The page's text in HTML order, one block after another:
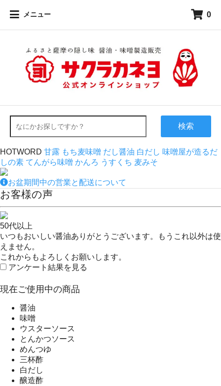
メニュー 0
検索
HOTWORD 甘露 もち麦味噌 だし醤油 白だし 味噌屋が造るだ
しの素 てんがら味噌 かんろ うすくち 麦みそ
お盆期間中の営業と配送について
お客様の声
50代以上
いつもおいしい醤油ありがとうございます。もうこれ以外は使
えません。
これからもよろしくお願いします。
アンケート結果を見る
現在ご使用中の商品
醤油
味噌
ウスターソース
とんかつソース
めんつゆ
三杯酢
白だし
醸造酢